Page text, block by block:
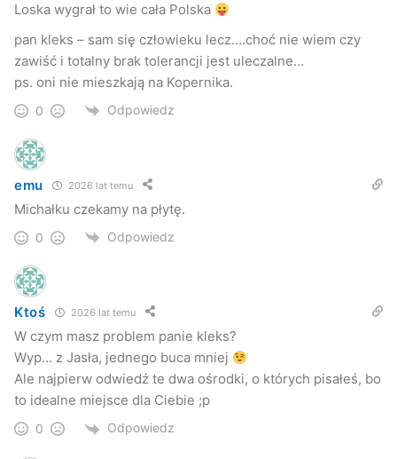
Loska wygrał to wie cała Polska
pan kleks – sam się człowieku lecz….choć nie wiem czy
zawiść i totalny brak tolerancji jest uleczalne…
ps. oni nie mieszkają na Kopernika.
0 Odpowiedz
emu 2026 lat temu
Michałku czekamy na płytę.
0 Odpowiedz
Ktoś 2026 lat temu
W czym masz problem panie kleks?
Wyp… z Jasła, jednego buca mniej
Ale najpierw odwiedź te dwa ośrodki, o których pisałeś, bo
to idealne miejsce dla Ciebie ;p
0 Odpowiedz